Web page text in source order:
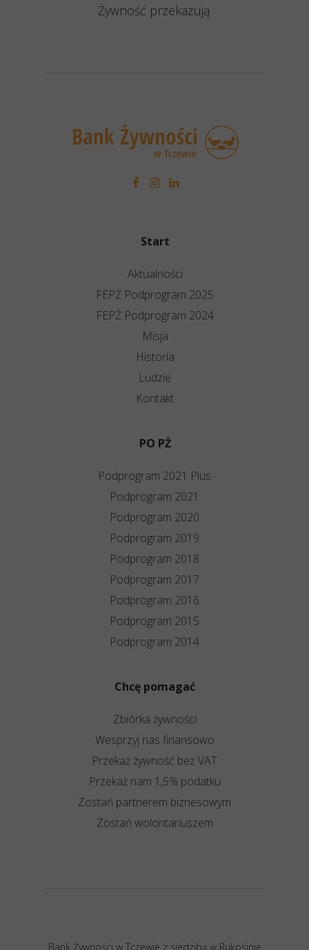
Chcę pomagać
PO PŻ
Start
Zbiórka żywności
Wesprzyj nas finansowo
Przekaż żywność bez VAT
Przekaż nam 1,5% podatku
Zostań partnerem biznesowym
Zostań wolontariuszem
Podprogram 2021 Plus
Podprogram 2021
Podprogram 2020
Podprogram 2019
Podprogram 2018
Podprogram 2017
Podprogram 2016
Podprogram 2015
Podprogram 2014
Aktualności
FEPŻ Podprogram 2025
FEPŻ Podprogram 2024
Misja
Historia
Ludzie
Kontakt
Żywność przekazują
Bank Żywności w Tczewie z siedzibą w Rukosinie